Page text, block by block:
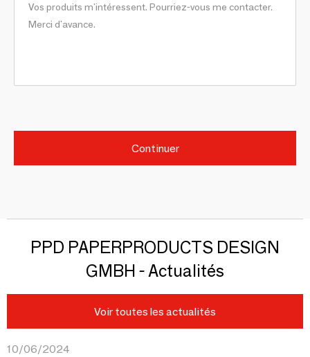
Continuer
PPD PAPERPRODUCTS DESIGN
GMBH - Actualités
Voir toutes les actualités
10/06/2024